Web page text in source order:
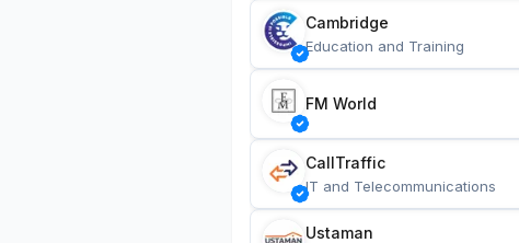
Cambridge
Education and Training
FM World
CallTraffic
IT and Telecommunications
Ustaman